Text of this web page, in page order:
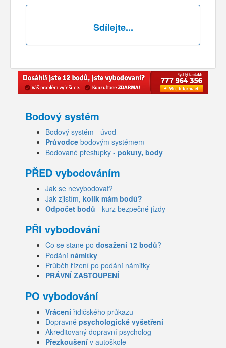
Sdílejte...
Bodový systém
Bodový systém - úvod
Průvodce bodovým systémem
Bodované přestupky - pokuty, body
PŘED vybodováním
Jak se nevybodovat?
Jak zjistím, kolik mám bodů?
Odpočet bodů - kurz bezpečné jízdy
PŘI vybodování
Co se stane po dosažení 12 bodů?
Podání námitky
Průběh řízení po podání námitky
PRÁVNÍ ZASTOUPENÍ
PO vybodování
Vrácení řidičského průkazu
Dopravně psychologické vyšetření
Akreditovaný dopravní psycholog
Přezkoušení v autoškole